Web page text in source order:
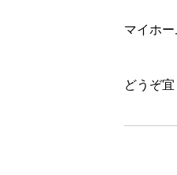
マイホ
どうぞ宜